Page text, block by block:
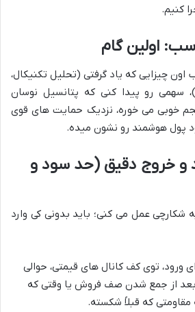
کنیم.
اولین گام
اون چیزایی که یاد گرفتی (تحلیل تکنیکال،
سهمی رو پیدا کنی که پتانسیل نوسان
خوبی می خوره، نزدیک حمایت های قوی
پول هوشمند رو نشون میده.
و خروج دقیق (حد سود و
شکارچی عمل می کنی؛ باید بدونی کی وارد
ورود، توی کف کانال های قیمتی، حوالی
از جمع شدن صف فروش یا وقتی که
که قبلاً شکسته.